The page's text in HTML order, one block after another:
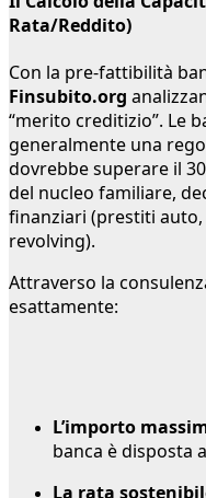
Rata/Reddito)
Con la pre-fattibilità
Finsubito.org
“merito creditizio”. Le
generalmente una
dovrebbe superare il
del nucleo familiare,
finanziari (prestiti
revolving).
Attraverso la
esattamente:
L’importo
banca è disposta
La rata